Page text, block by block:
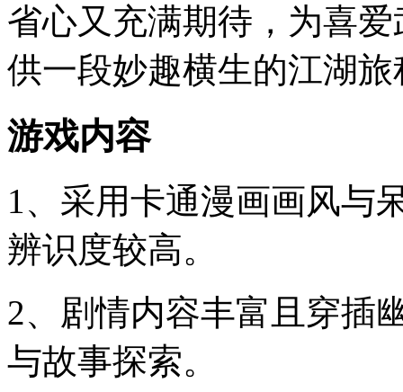
省心又充满期待，为喜
供一段妙趣横生的江湖旅
游戏内容
1、采用卡通漫画画风与
辨识度较高。
2、剧情内容丰富且穿插
与故事探索。